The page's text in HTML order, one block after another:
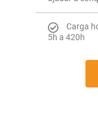
Carga
5h a 420h